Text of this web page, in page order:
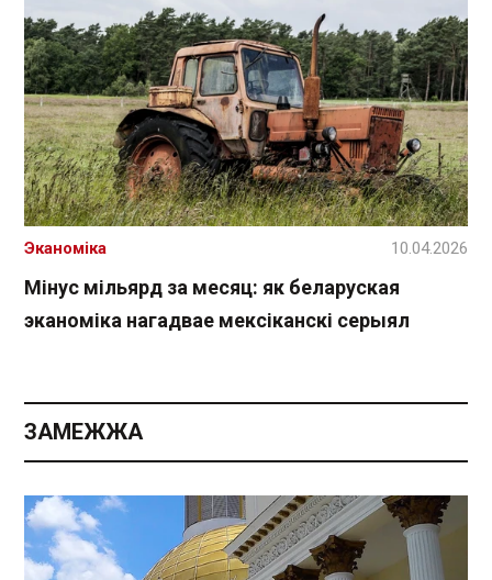
Мінус мільярд за месяц: як беларуская
эканоміка нагадвае мексіканскі серыял
Эканоміка 10.04.2026
ЗАМЕЖЖА